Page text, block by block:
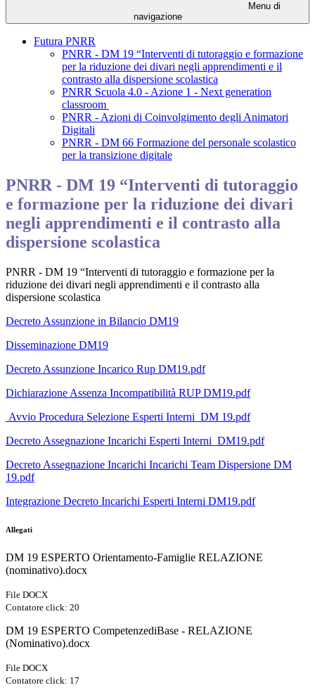
Menu di
navigazione
Futura PNRR
PNRR - DM 19 “Interventi di tutoraggio e formazione
per la riduzione dei divari negli apprendimenti e il
contrasto alla dispersione scolastica
PNRR Scuola 4.0 - Azione 1 - Next generation
classroom
PNRR - Azioni di Coinvolgimento degli Animatori
Digitali
PNRR - DM 66 Formazione del personale scolastico
per la transizione digitale
PNRR - DM 19 “Interventi di tutoraggio
e formazione per la riduzione dei divari
negli apprendimenti e il contrasto alla
dispersione scolastica
PNRR - DM 19 “Interventi di tutoraggio e formazione per la
riduzione dei divari negli apprendimenti e il contrasto alla
dispersione scolastica
Decreto Assunzione in Bilancio DM19
Disseminazione DM19
Decreto Assunzione Incarico Rup DM19.pdf
Dichiarazione Assenza Incompatibilità RUP DM19.pdf
Avvio Procedura Selezione Esperti Interni DM 19.pdf
Decreto Assegnazione Incarichi Esperti Interni_DM19.pdf
Decreto Assegnazione Incarichi Incarichi Team Dispersione DM
19.pdf
Integrazione Decreto Incarichi Esperti Interni DM19.pdf
Allegati
DM 19 ESPERTO Orientamento-Famiglie RELAZIONE
(nominativo).docx
File DOCX
Contatore click: 20
DM 19 ESPERTO CompetenzediBase - RELAZIONE
(Nominativo).docx
File DOCX
Contatore click: 17